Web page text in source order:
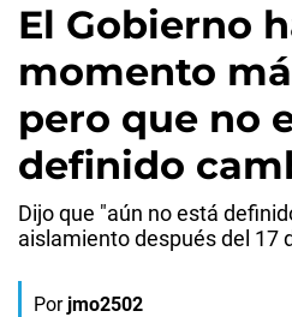
El Gobierno
momento
pero que no
definido
Dijo que "aún no está
aislamiento después del 17
Por jmo2502